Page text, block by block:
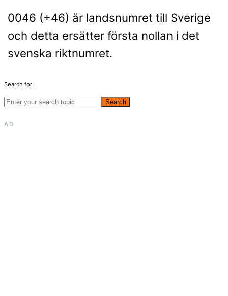
0046 (+46) är landsnumret till Sverige
och detta ersätter första nollan i det
svenska riktnumret.
Search for:
Search
AD